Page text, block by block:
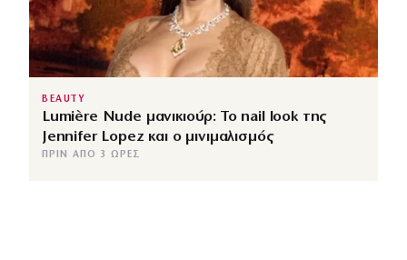
BEAUTY
Lumière Nude μανικιούρ: Το nail look της
Jennifer Lopez και ο μινιμαλισμός
ΠΡΙΝ ΑΠΌ 3 ΏΡΕΣ